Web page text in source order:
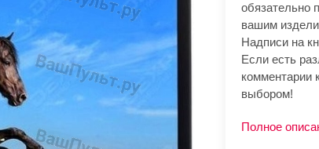
обязательно
вашим
Надписи на
Если есть
комментарии
выбором!
Полное